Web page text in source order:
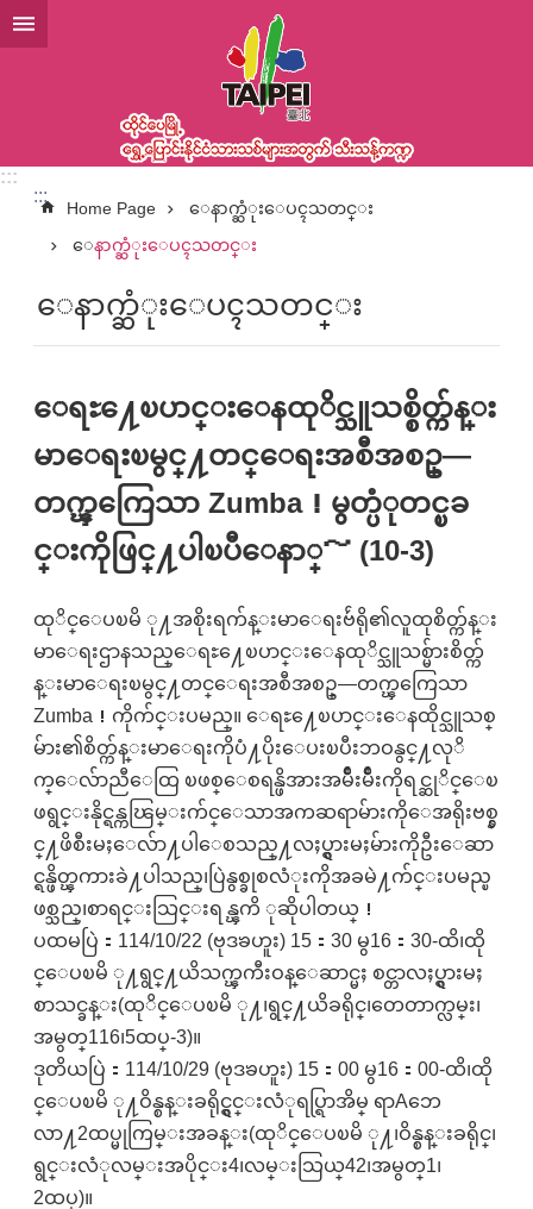
အဓိကအကြောင်းအရာပိတ်ပင်မှုကိုကျော်လိုက်ပါ
:::
:::
Home Page
ေနာက္ဆံုးေပၚသတင္း
ေနာက္ဆံုးေပၚသတင္း
ေနာက္ဆံုးေပၚသတင္း
ေရႊ႔ေၿပာင္းေနထုိင္သူသစ္စိတ္က်န္း
မာေရးၿမွင္႔တင္ေရးအစီအစဥ္—
တက္ၾကြေသာ Zumba！မွတ္ပံုတင္ၿခ
င္းကိုဖြင္႔ပါၿပီေနာ္～ (10-3)
ထုိင္ေပၿမိ ု႔အစိုးရက်န္းမာေရးဗ်ဴရို၏လူထုစိတ္က်န္း
မာေရးဌာနသည္ေရႊ႔ေၿပာင္းေနထုိင္သူသစ္မ်ားစိတ္က်
န္းမာေရးၿမွင္႔တင္ေရးအစီအစဥ္—တက္ၾကြေသာ
Zumba！ကိုက်င္းပမည္။ ေရႊ႔ေၿပာင္းေနထိုင္သူသစ္
မ်ား၏စိတ္က်န္းမာေရးကိုပံ႔ပိုးေပးၿပီးဘဝနွင္႔လုိ
က္ေလ်ာညီေထြ ၿဖစ္ေစရန္ဖိအားအမ်ိဳးမ်ိဳးကိုရင္ဆုိင္ေၿ
ဖရွင္းနိုင္ရန္ကၽြမ္းက်င္ေသာအကဆရာမ်ားကိုေအရိုးဗစ္နွ
င္႔ဖိစီးမႈေလ်ာ႔ပါေစသည္႔လႈပ္ရွားမႈမ်ားကိုဦးေဆာ
င္ရန္ဖိတ္ၾကားခဲ႔ပါသည္၊ပြဲနွစ္ခုစလံုးကိုအခမဲ႔က်င္းပမည္ၿ
ဖစ္သည္၊စာရင္းသြင္းရန္ၾကိ ုဆိုပါတယ္！
ပထမပြဲ：114/10/22 (ဗုဒၶဟူး) 15：30 မွ16：30-ထိ၊ထို
င္ေပၿမိ ု႔ရွင္႔ယိသက္ၾကီးဝန္ေဆာင္မႈ စင္တာလႈပ္ရွားမႈ
စာသင္ခန္း(ထုိင္ေပၿမိ ု႔၊ရွင္႔ယိခရိုင္၊တေတာက္လမ္း၊
အမွတ္116၊5ထပ္-3)။
ဒုတိယပြဲ：114/10/29 (ဗုဒၶဟူး) 15：00 မွ16：00-ထိ၊ထို
င္ေပၿမိ ု႔ဝိန္စန္းခရိုင္ရွင္းလံုရပ္ရြာအိမ္ ရာAဘေ
လာ႔2ထပ္မုကြမ္းအခန္း(ထုိင္ေပၿမိ ု႔၊ဝိန္စန္းခရိုင္၊
ရွင္းလံုလမ္းအပိုင္း4၊လမ္းသြယ္42၊အမွတ္1၊
2ထပ္)။